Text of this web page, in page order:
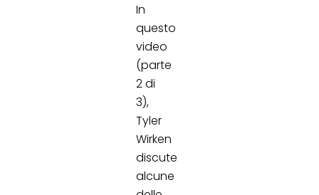
In
questo
video
(parte
2 di
3),
Tyler
Wirken
discute
alcune